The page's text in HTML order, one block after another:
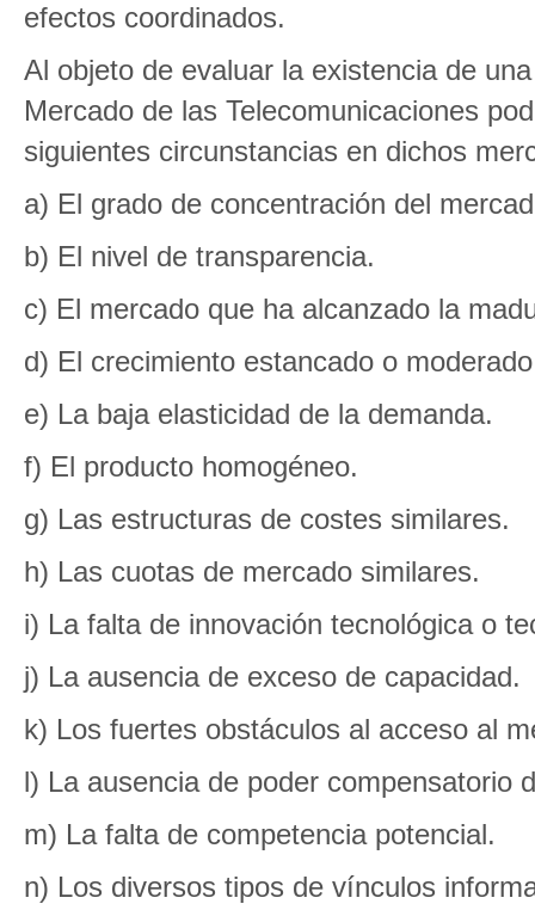
efectos coordinados.
Al objeto de evaluar la existencia de
Mercado de las Telecomunicaciones
siguientes circunstancias en dichos
a) El grado de concentración del
b) El nivel de transparencia.
c) El mercado que ha alcanzado la
d) El crecimiento estancado o
e) La baja elasticidad de la demanda.
f) El producto homogéneo.
g) Las estructuras de costes similares.
h) Las cuotas de mercado similares.
i) La falta de innovación tecnológica o
j) La ausencia de exceso de capacidad.
k) Los fuertes obstáculos al acceso al
l) La ausencia de poder compensatorio
m) La falta de competencia potencial.
n) Los diversos tipos de vínculos